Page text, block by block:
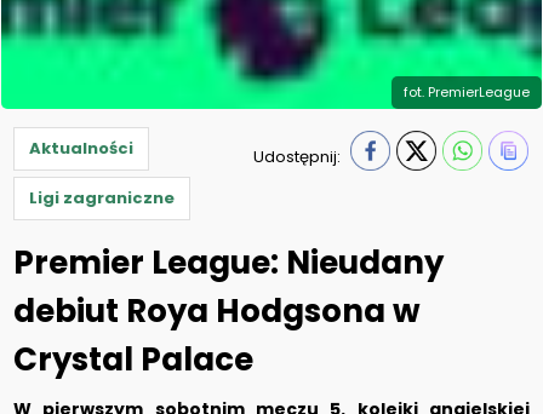
fot. PremierLeague
Aktualności
Ligi zagraniczne
Udostępnij:
Premier League: Nieudany
debiut Roya Hodgsona w
Crystal Palace